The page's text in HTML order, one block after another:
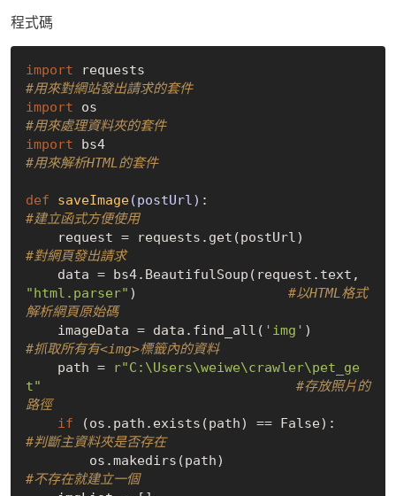
程式碼
import
#用來對網站發出請求的套件
import
#用來處理資料夾的套件
import
#用來解析HTML的套件
def saveImage(postUrl) :
#建立函式方便使用
#對網頁發出請求
"html.parser" ) #以HTML格式
解析網頁原始碼
    imageData = data.find_all(
'img'
#抓取所有有<img>標籤內的資料
    path =
r"C:\Users\weiwe\crawler\pet_ge
t"
#存放照片的
路徑
if (os.path.exists(path) == False
#判斷主資料夾是否存在
#不存在就建立一個